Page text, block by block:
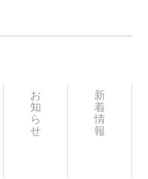
新
着
情
報
お
知
ら
せ